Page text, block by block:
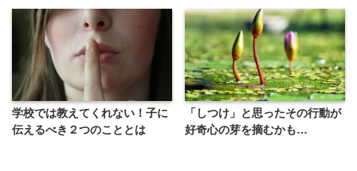
学校では教えてくれない！子に
伝えるべき２つのこととは
「しつけ」と思ったその行動が
好奇心の芽を摘むかも…